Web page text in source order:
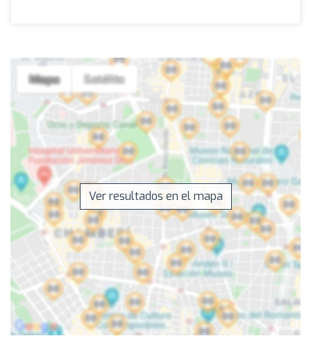
Ver resultados en el mapa